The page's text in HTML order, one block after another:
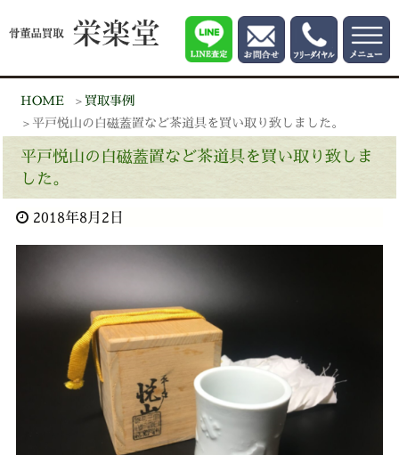
HOME
買取事例
平戸悦山の白磁蓋置など茶道具を買い取り致しました。
平戸悦山の白磁蓋置など茶道具を買い取り致しま
した。
2018年8月2日